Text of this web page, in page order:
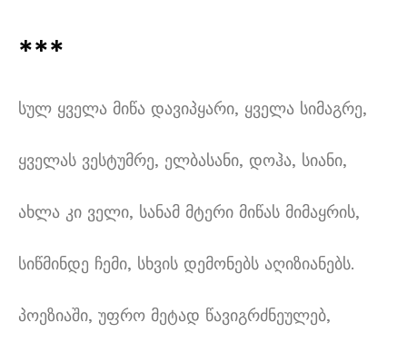
***
სულ ყველა მიწა დავიპყარი, ყველა სიმაგრე,
ყველას ვესტუმრე, ელბასანი, დოჰა, სიანი,
ახლა კი ველი, სანამ მტერი მიწას მიმაყრის,
სიწმინდე ჩემი, სხვის დემონებს აღიზიანებს.
პოეზიაში, უფრო მეტად წავიგრძნეულებ,